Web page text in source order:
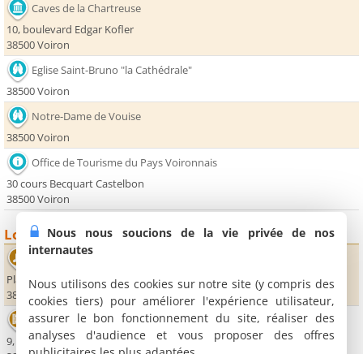
Caves de la Chartreuse
10, boulevard Edgar Kofler
38500 Voiron
Eglise Saint-Bruno "la Cathédrale"
38500 Voiron
Notre-Dame de Vouise
38500 Voiron
Office de Tourisme du Pays Voironnais
30 cours Becquart Castelbon
38500 Voiron
Loisirs
Le Grand Angle
Place des Arcades
38500 Voiron
Cinéma Le Royal
9, avenue Jean-Jaurès
Nous nous soucions de la vie privée de nos
internautes
Nous utilisons des cookies sur notre site (y compris des
cookies tiers) pour améliorer l'expérience utilisateur,
assurer le bon fonctionnement du site, réaliser des
analyses d'audience et vous proposer des offres